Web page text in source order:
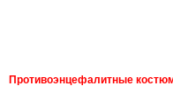
Противоэнцефалитные